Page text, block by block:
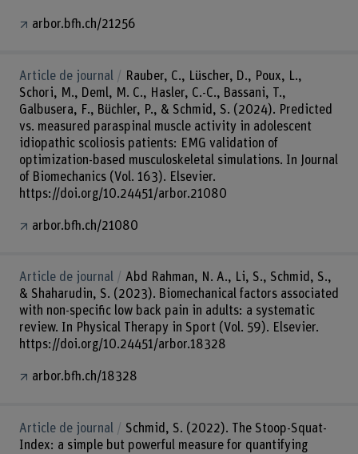
arbor.bfh.ch/21256
Article de journal
Rauber, C., Lüscher, D., Poux, L.,
Schori, M., Deml, M. C., Hasler, C.-C., Bassani, T.,
Galbusera, F., Büchler, P., & Schmid, S. (2024). Predicted
vs. measured paraspinal muscle activity in adolescent
idiopathic scoliosis patients: EMG validation of
optimization-based musculoskeletal simulations. In Journal
of Biomechanics (Vol. 163). Elsevier.
https://doi.org/10.24451/arbor.21080
arbor.bfh.ch/21080
Article de journal
Abd Rahman, N. A., Li, S., Schmid, S.,
& Shaharudin, S. (2023). Biomechanical factors associated
with non-specific low back pain in adults: a systematic
review. In Physical Therapy in Sport (Vol. 59). Elsevier.
https://doi.org/10.24451/arbor.18328
arbor.bfh.ch/18328
Article de journal
Schmid, S. (2022). The Stoop-Squat-
Index: a simple but powerful measure for quantifying